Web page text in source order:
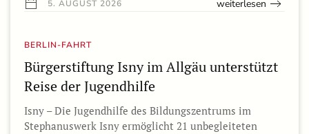
5. AUGUST 2026 weiterlesen
BERLIN-FAHRT
Bürgerstiftung Isny im Allgäu unterstützt
Reise der Jugendhilfe
Isny – Die Jugendhilfe des Bildungszentrums im
Stephanuswerk Isny ermöglicht 21 unbegleiteten